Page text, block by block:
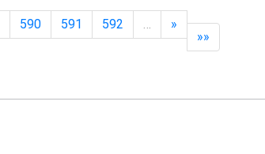
590 591 592 …
»
»»